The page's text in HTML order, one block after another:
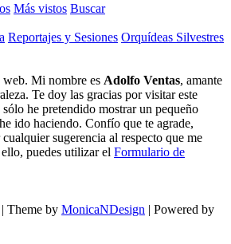
Más vistos Buscar
Reportajes y Sesiones Orquídeas Silvestres
Mi nombre es Adolfo Ventas, amante
Te doy las gracias por visitar este
he pretendido mostrar un pequeño
ido haciendo. Confío que te agrade,
sugerencia al respecto que me
puedes utilizar el Formulario de
| Theme by MonicaNDesign | Powered by